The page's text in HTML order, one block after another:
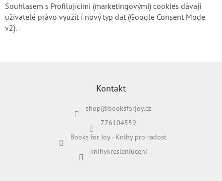
Souhlasem s Profilujícími (marketingovými) cookies dávají
uživatelé právo využít i nový typ dat (Google Consent Mode
v2).
Kontakt
shop@booksforjoy.cz
776104559
Books for Joy - Knihy pro radost
knihykresleniuceni